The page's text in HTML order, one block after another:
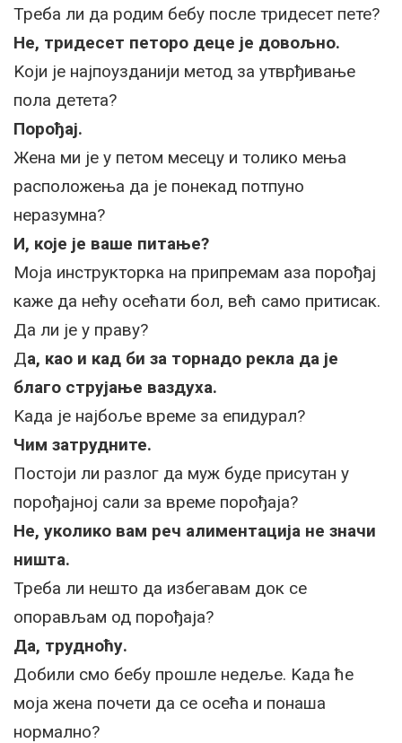
Треба ли да родим бебу после тридесет пете?
Не, тридесет петоро деце је довољно.
Kоји је најпоузданији метод за утврђивање
пола детета?
Порођај.
Жена ми је у петом месецу и толико мења
расположења да је понекад потпуно
неразумна?
И, које је ваше питање?
Моја инструкторка на припремам аза порођај
каже да нећу осећати бол, већ само притисак.
Да ли је у праву?
Да, као и кад би за торнадо рекла да је
благо струјање ваздуха.
Kада је најбоље време за епидурал?
Чим затрудните.
Постоји ли разлог да муж буде присутан у
порођајној сали за време порођаја?
Не, уколико вам реч алиментација не значи
ништа.
Треба ли нешто да избегавам док се
опорављам од порођаја?
Да, трудноћу.
Добили смо бебу прошле недеље. Kада ће
моја жена почети да се осећа и понаша
нормално?